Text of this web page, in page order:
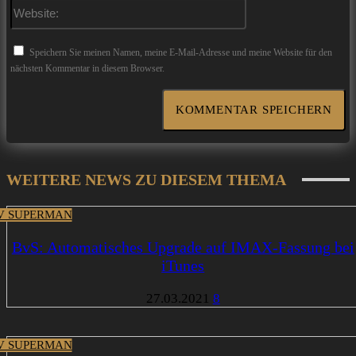
Speichern Sie meinen Namen, meine E-Mail-Adresse und meine Website für den
nächsten Kommentar in diesem Browser.
WEITERE NEWS ZU DIESEM THEMA
SUPERMAN
BvS: Automatisches Upgrade auf IMAX-Fassung bei
iTunes
27.03.2021 8
SUPERMAN